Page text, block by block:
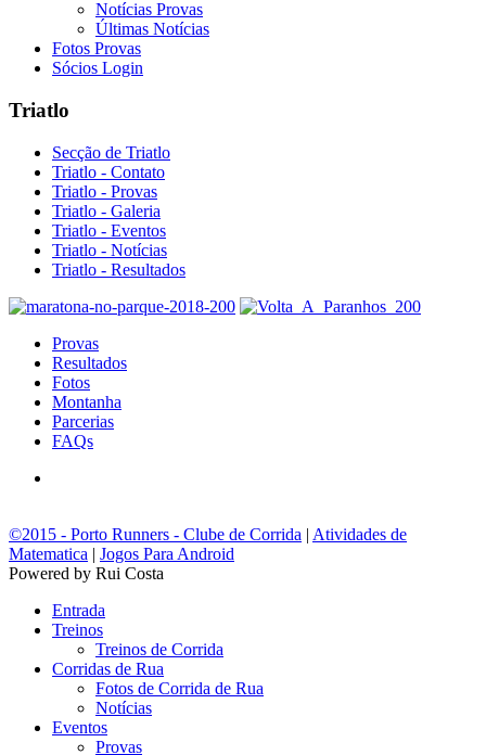
Notícias Provas
Últimas Notícias
Fotos Provas
Sócios Login
Triatlo
Secção de Triatlo
Triatlo - Contato
Triatlo - Provas
Triatlo - Galeria
Triatlo - Eventos
Triatlo - Notícias
Triatlo - Resultados
Provas
Resultados
Fotos
Montanha
Parcerias
FAQs
©2015 - Porto Runners - Clube de Corrida | Atividades de
Matematica | Jogos Para Android
Powered by Rui Costa
Entrada
Treinos
Treinos de Corrida
Corridas de Rua
Fotos de Corrida de Rua
Notícias
Eventos
Provas